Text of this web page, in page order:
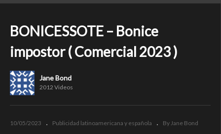
BONICESSOTE – Bonice
impostor ( Comercial 2023 )
Jane Bond
2012 Videos
10/05/2023 Publicidad latinoamericana y española By Jane Bond